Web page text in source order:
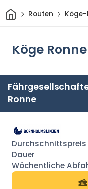
HeimRouten Köge-
Köge
Ronne